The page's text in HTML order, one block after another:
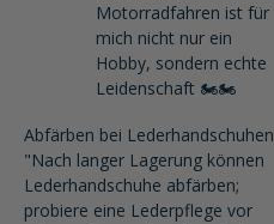
Motorradfahren ist für
mich nicht nur ein
Hobby, sondern echte
Leidenschaft 🏍️🏍️
Abfärben bei Lederhandschuhen
"Nach langer Lagerung können
Lederhandschuhe abfärben;
probiere eine Lederpflege vor